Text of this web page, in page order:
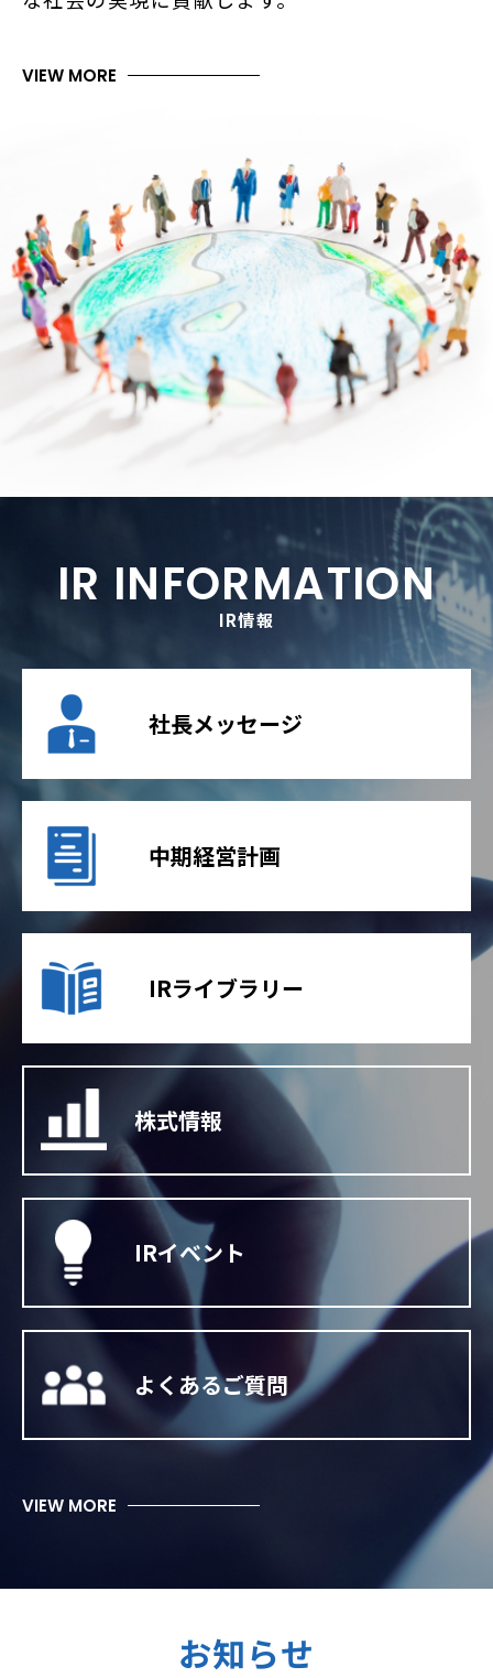
VIEW MORE
IR INFORMATION
IR情報
VIEW MORE
社長メッセージ
中期経営計画
IRライブラリー
株式情報
IRイベント
よくあるご質問
お知らせ